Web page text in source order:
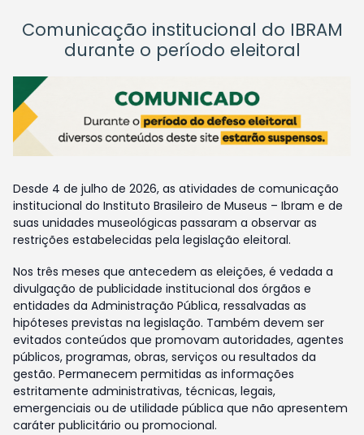
Comunicação institucional do IBRAM
durante o período eleitoral
Desde 4 de julho de 2026, as atividades de comunicação
institucional do Instituto Brasileiro de Museus – Ibram e de
suas unidades museológicas passaram a observar as
restrições estabelecidas pela legislação eleitoral.
Nos três meses que antecedem as eleições, é vedada a
divulgação de publicidade institucional dos órgãos e
entidades da Administração Pública, ressalvadas as
hipóteses previstas na legislação. Também devem ser
evitados conteúdos que promovam autoridades, agentes
públicos, programas, obras, serviços ou resultados da
gestão. Permanecem permitidas as informações
estritamente administrativas, técnicas, legais,
emergenciais ou de utilidade pública que não apresentem
caráter publicitário ou promocional.